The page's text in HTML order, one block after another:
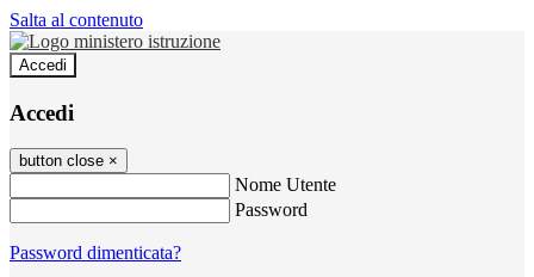
Salta al contenuto
Accedi
Accedi
button close ×
Nome Utente
Password
Password dimenticata?